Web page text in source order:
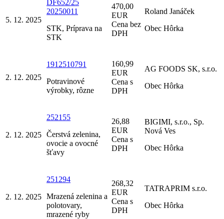
5. 12. 2025
DF652/25
20250011
STK, Príprava na
STK
470,00
EUR
Cena bez
DPH
Roland Janáček
Obec Hôrka
2. 12. 2025
1912510791
Potravinové
výrobky, rôzne
160,99
EUR
Cena s
DPH
AG FOODS SK, s.r.o.
Obec Hôrka
2. 12. 2025
252155
Čerstvá zelenina,
ovocie a ovocné
šťavy
26,88
EUR
Cena s
DPH
BIGIMI, s.r.o., Sp.
Nová Ves
Obec Hôrka
2. 12. 2025
251294
Mrazená zelenina a
polotovary,
mrazené ryby
268,32
EUR
Cena s
DPH
TATRAPRIM s.r.o.
Obec Hôrka